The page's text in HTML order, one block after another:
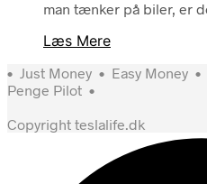
man tænker på biler, er
Læs Mere
• Just Money • Easy Money •
Penge Pilot •
Copyright teslalife.dk